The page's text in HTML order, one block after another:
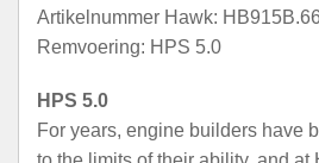
Artikelnummer Hawk:
Remvoering: HPS 5.0
HPS 5.0
For years, engine builders have